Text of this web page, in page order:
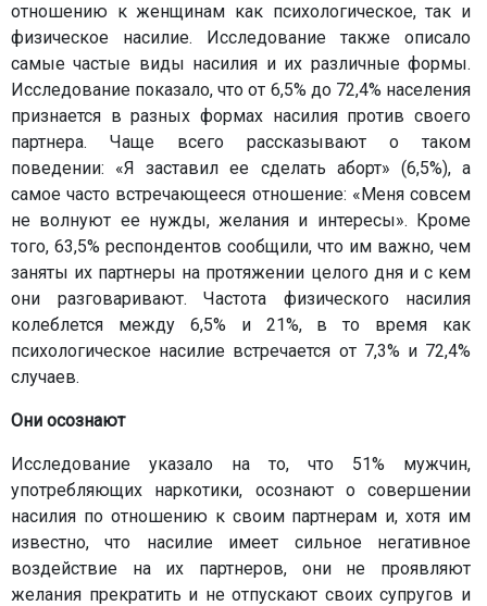
отношению к женщинам как психологическое, так и
физическое насилие. Исследование также описало
самые частые виды насилия и их различные формы.
Исследование показало, что от 6,5% до 72,4% населения
признается в разных формах насилия против своего
партнера. Чаще всего рассказывают о таком
поведении: «Я заставил ее сделать аборт» (6,5%), а
самое часто встречающееся отношение: «Меня совсем
не волнуют ее нужды, желания и интересы». Кроме
того, 63,5% респондентов сообщили, что им важно, чем
заняты их партнеры на протяжении целого дня и с кем
они разговаривают. Частота физического насилия
колеблется между 6,5% и 21%, в то время как
психологическое насилие встречается от 7,3% и 72,4%
случаев.
Они осознают
Исследование указало на то, что 51% мужчин,
употребляющих наркотики, осознают о совершении
насилия по отношению к своим партнерам и, хотя им
известно, что насилие имеет сильное негативное
воздействие на их партнеров, они не проявляют
желания прекратить и не отпускают своих супругов и